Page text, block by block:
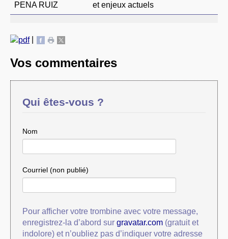
PENA RUIZ
et enjeux actuels
|
Vos commentaires
Qui êtes-vous ?
Nom
Courriel (non publié)
Pour afficher votre trombine avec votre message,
enregistrez-la d’abord sur gravatar.com(gratuit et
indolore) et n’oubliez pas d’indiquer votre adresse